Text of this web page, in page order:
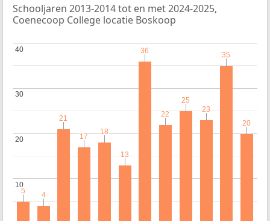
Schooljaren 2013-2014 tot en met 2024-2025,
Coenecoop College locatie Boskoop
10
10
20
20
30
30
40
40
5
5 4
4
21
21
17
17
18
18
13
13
36
36
22
22
25
25
23
23
35
35
20
20